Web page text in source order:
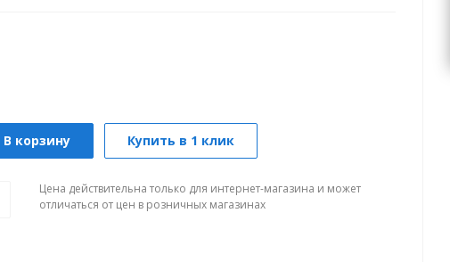
В корзину Купить в 1 клик
Цена действительна только для интернет-магазина и может
отличаться от цен в розничных магазинах